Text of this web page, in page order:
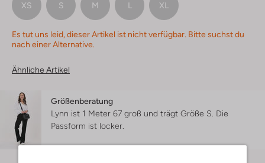
XS S M L XL
Es tut uns leid, dieser Artikel ist nicht verfügbar. Bitte suchst du
nach einer Alternative.
Ähnliche Artikel
Größenberatung
Lynn ist 1 Meter 67 groß und trägt Größe S. Die
Passform ist locker